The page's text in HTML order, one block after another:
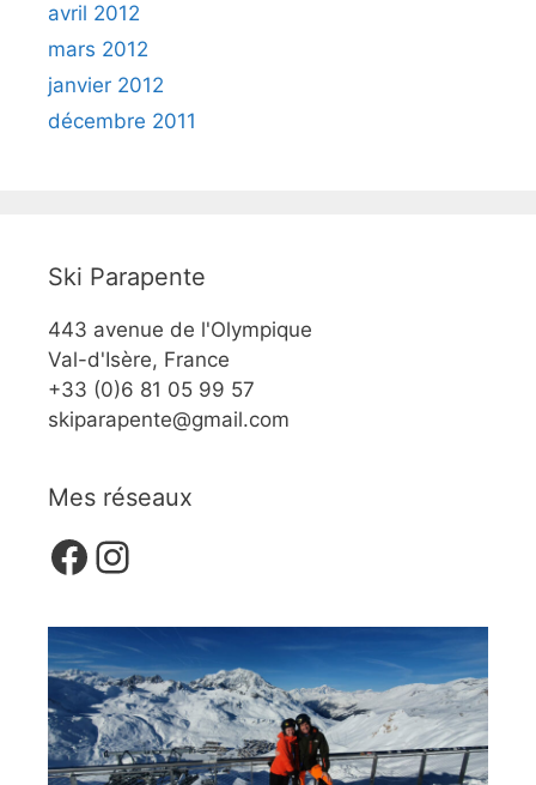
avril 2012
mars 2012
janvier 2012
décembre 2011
Ski Parapente
443 avenue de l'Olympique
Val-d'Isère, France
+33 (0)6 81 05 99 57
skiparapente@gmail.com
Mes réseaux
Facebook
Instagram